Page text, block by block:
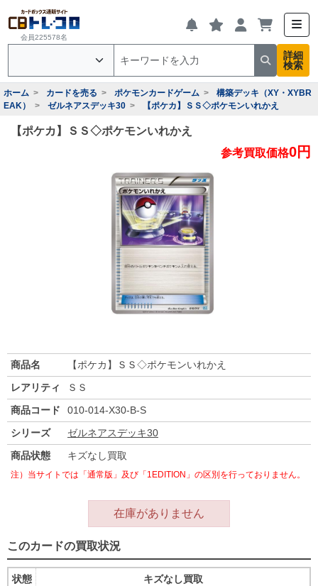
会員225578名
詳細
検索
ホーム カードを売る ポケモンカードゲーム
構築デッキ（XY・XYBR
EAK）
ゼルネアスデッキ30 【ポケカ】ＳＳ◇ポケモンいれかえ
【ポケカ】ＳＳ◇ポケモンいれかえ
参考買取価格0円
商品名
【ポケカ】ＳＳ◇ポケモンいれかえ
レアリティ
ＳＳ
商品コード
010-014-X30-B-S
シリーズ
ゼルネアスデッキ30
商品状態
キズなし買取
注）当サイトでは「通常版」及び「1EDITION」の区別を行っておりません。
在庫がありません
このカードの買取状況
状態
キズなし買取